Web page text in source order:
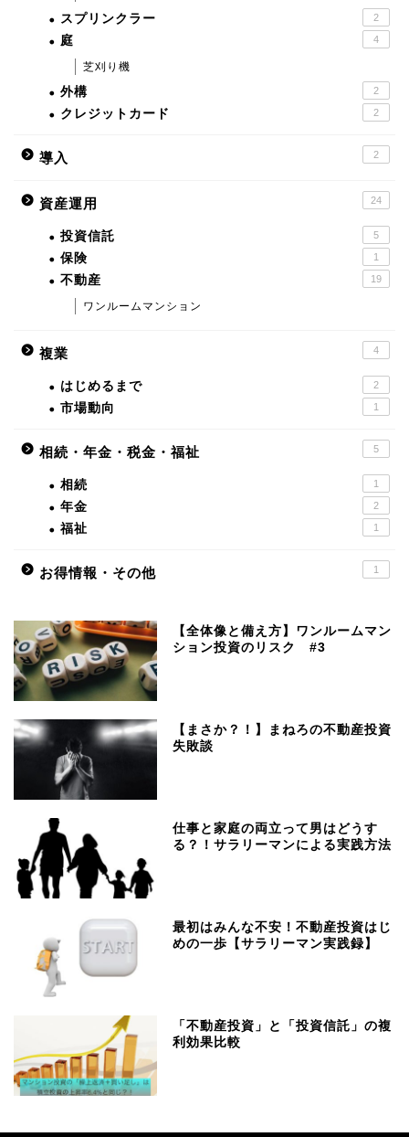
スプリンクラー 2
庭 4
芝刈り機
外構 2
クレジットカード 2
導入 2
資産運用 24
投資信託 5
保険 1
不動産 19
ワンルームマンション
複業 4
はじめるまで 2
市場動向 1
相続・年金・税金・福祉 5
相続 1
年金 2
福祉 1
お得情報・その他 1
【全体像と備え方】ワンルームマン
ション投資のリスク #3
【まさか？！】まねろの不動産投資
失敗談
仕事と家庭の両立って男はどうす
る？！サラリーマンによる実践方法
最初はみんな不安！不動産投資はじ
めの一歩【サラリーマン実践録】
「不動産投資」と「投資信託」の複
利効果比較